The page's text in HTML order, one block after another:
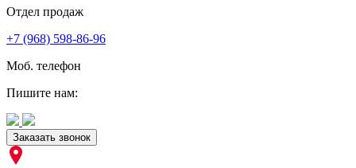
Отдел продаж
+7 (968) 598-86-96
Моб. телефон
Пишите нам:
Заказать звонок